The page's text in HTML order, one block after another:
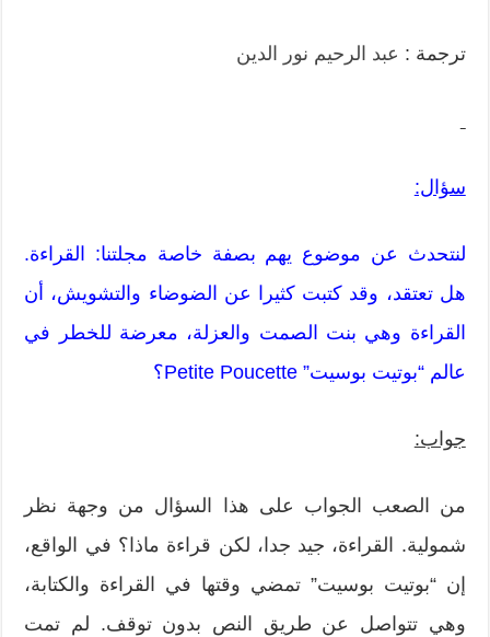
ترجمة : عبد الرحيم نور الدين
سؤال:
لنتحدث عن موضوع يهم بصفة خاصة مجلتنا: القراءة.
هل تعتقد، وقد كتبت كثيرا عن الضوضاء والتشويش، أن
القراءة وهي بنت الصمت والعزلة، معرضة للخطر في
عالم “بوتيت بوسيت” Petite Poucette؟
جواب:
من الصعب الجواب على هذا السؤال من وجهة نظر
شمولية. القراءة، جيد جدا، لكن قراءة ماذا؟ في الواقع،
إن “بوتيت بوسيت” تمضي وقتها في القراءة والكتابة،
وهي تتواصل عن طريق النص بدون توقف. لم تمت